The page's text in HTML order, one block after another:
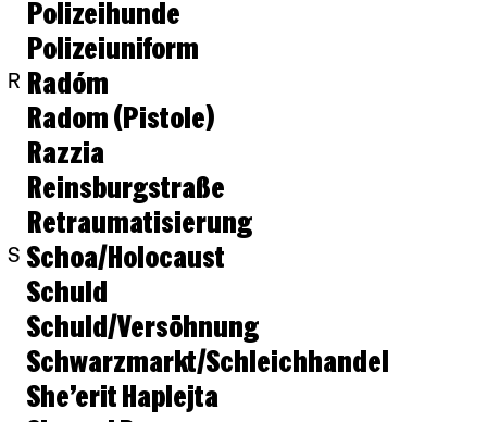
Polizeihunde
Polizeiuniform
R Radóm
Radom (Pistole)
Razzia
Reinsburgstraße
Retraumatisierung
S Schoa/Holocaust
Schuld
Schuld/Versöhnung
Schwarzmarkt/Schleichhandel
She’erit Haplejta